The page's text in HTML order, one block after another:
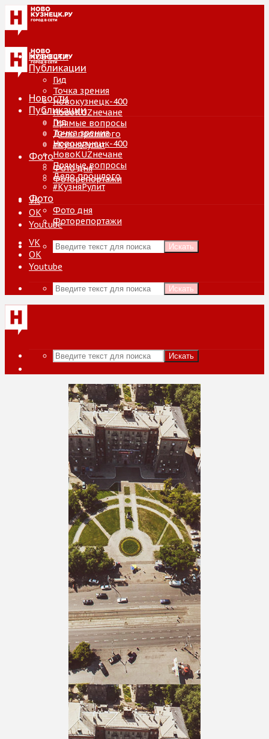
Новости
Публикации
Гид
Точка зрения
Новокузнецк-400
НовоKUZнечане
Прямые вопросы
Дело прошлого
#КузняРулит
Фото
Фото дня
Фоторепортажи
VK
ОК
Youtube
Искать
Новости
Публикации
Гид
Точка зрения
Новокузнецк-400
НовоKUZнечане
Прямые вопросы
Дело прошлого
#КузняРулит
Фото
Фото дня
Фоторепортажи
VK
ОК
Youtube
Искать
Искать